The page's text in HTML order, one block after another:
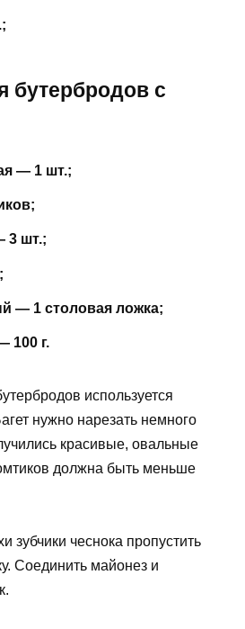
бутербродов с
— 1 шт.;
3 шт.;
— 1 столовая ложка;
100 г.
используется
нужно нарезать немного
красивые, овальные
должна быть меньше
чеснока пропустить
Соединить майонез и